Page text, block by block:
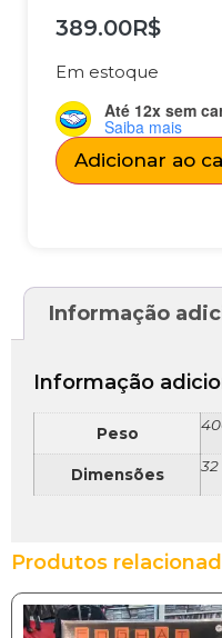
389.00R$
Em estoque
Até 12x sem
Saiba mais
Adicionar ao
Informação
Informação
Peso
Dimensões
Produtos